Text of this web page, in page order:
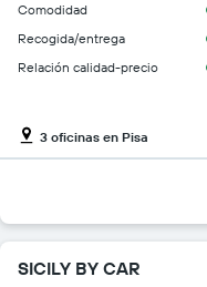
Comodidad
Recogida/entrega
Relación calidad-precio
3 oficinas en Pisa
SICILY BY CAR